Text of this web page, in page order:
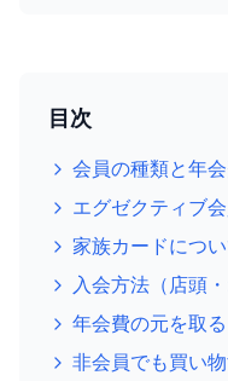
目次
会員の種類と年
エグゼクティブ
家族カードにつ
入会方法（店頭
年会費の元を取
非会員でも買い